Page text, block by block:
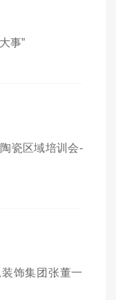
事”
瓷区域培训会-
饰集团张董一